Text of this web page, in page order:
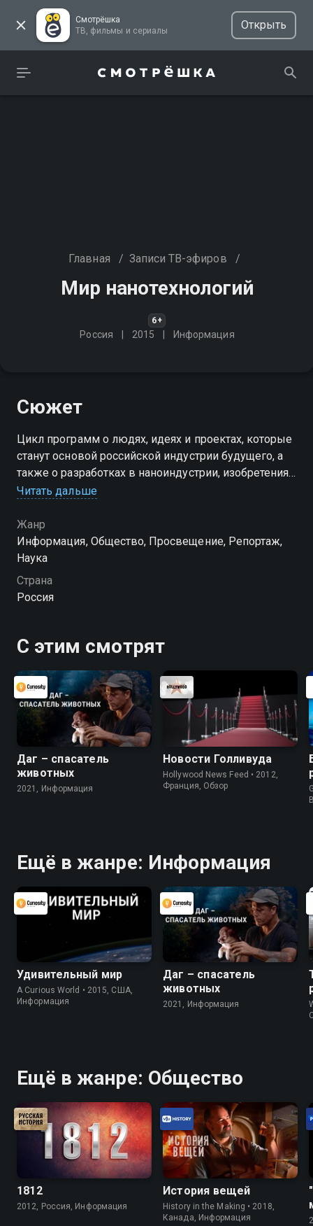
Смотрёшка
ТВ, фильмы и сериалы
Открыть
Главная / Записи ТВ-эфиров /
Мир нанотехнологий
6+
Россия 2015 Информация
Сюжет
Цикл программ о людях, идеях и проектах, которые
станут основой российской индустрии будущего, а
также о разработках в наноиндустрии, изобретениях
в технической области, инновациях и прорывных
Читать дальше
Жанр
Информация, Общество, Просвещение, Репортаж,
Наука
Страна
Россия
С этим смотрят
Даг – спасатель
животных
2021, Информация
Новости Голливуда
Hollywood News Feed • 2012,
Франция, Обзор
Ещё в жанре: Информация
Удивительный мир
A Curious World • 2015, США,
Информация
Даг – спасатель
животных
2021, Информация
Ещё в жанре: Общество
1812
2012, Россия, Информация
История вещей
History in the Making • 2018,
Канада, Информация